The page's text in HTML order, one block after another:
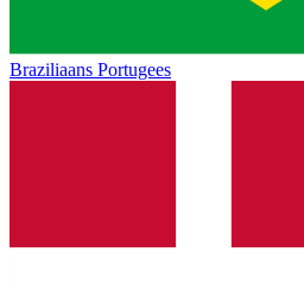
Braziliaans Portugees